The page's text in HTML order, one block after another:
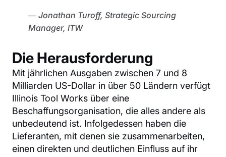
Jonathan Turoff, Strategic Sourcing
Manager, ITW
Die Herausforderung
Mit jährlichen Ausgaben zwischen 7 und 8
Milliarden US-Dollar in über 50 Ländern verfügt
Illinois Tool Works über eine
Beschaffungsorganisation, die alles andere als
unbedeutend ist. Infolgedessen haben die
Lieferanten, mit denen sie zusammenarbeiten,
einen direkten und deutlichen Einfluss auf ihr